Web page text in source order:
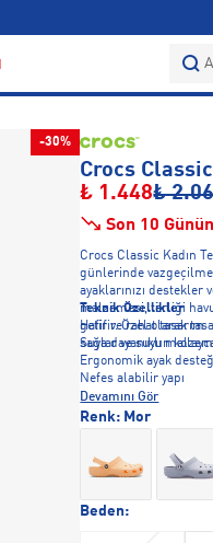
-30%
Crocs
₺ 1.448₺
Son 10
Crocs Classic Kadın
günlerinde
ayaklarınızı destekler
malzemesi, terliği
getirir. Özel olarak
sağlar ve suyun
Teknik Özellikler
Hafif ve rahat tasarım
Suya dayanıklı
Ergonomik ayak
Nefes alabilir yapı
Devamını Gör
Beden:
Renk: Mor